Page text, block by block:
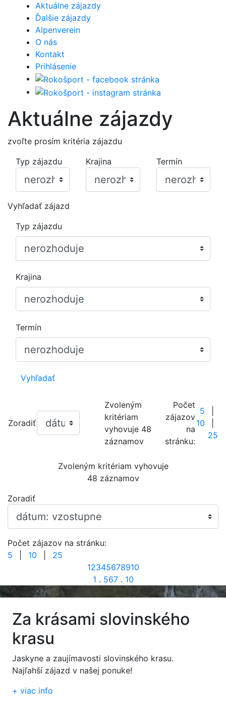
Aktuálne zájazdy
Ďalšie zájazdy
Alpenverein
O nás
Kontakt
Prihlásenie
Aktuálne zájazdy
zvoľte prosím kritéria zájazdu
Typ zájazdu
Krajina Termín
Vyhľadať zájazd
Typ zájazdu
Krajina
Termín
Vyhľadať
Zoradiť
Zvoleným
kritériam
vyhovuje 48
záznamov
Počet
zájazov
na
stránku:
5
10
25
Zvoleným kritériam vyhovuje
48 záznamov
Zoradiť
Počet zájazov na stránku:
5
10
25
12345678910
1 . 567. 10
26.6.2027
Za krásami slovinského
krasu
Jaskyne a zaujímavosti slovinského krasu.
Najľahší zájazd v našej ponuke!
+ viac info